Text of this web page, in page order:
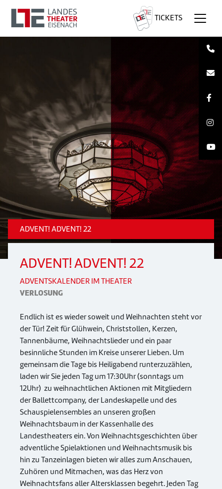
TICKETS
ADVENT! ADVENT! 22
ADVENT! ADVENT! 22
ADVENTSKALENDER IM THEATER
VERLOSUNG
Endlich ist es wieder soweit und Weihnachten steht vor
der Tür! Zeit für Glühwein, Christstollen, Kerzen,
Tannenbäume, Weihnachtslieder und ein paar
besinnliche Stunden im Kreise unserer Lieben. Um
gemeinsam die Tage bis Heiligabend runterzuzählen,
laden wir Sie jeden Tag um 17:30Uhr (sonntags um
12Uhr) zu weihnachtlichen Aktionen mit Mitgliedern
der Ballettcompany, der Landeskapelle und des
Schauspielensembles an unseren großen
Weihnachtsbaum in der Kassenhalle des
Landestheaters ein. Von Weihnachtsgeschichten über
adventliche Spielaktionen und Weihnachtsmusik bis
hin zu Tanzeinlagen bieten wir alles zum Anschauen,
Zuhören und Mitmachen, was das Herz von
Weihnachtsfans aller Altersklassen begehrt. Jeden Tag